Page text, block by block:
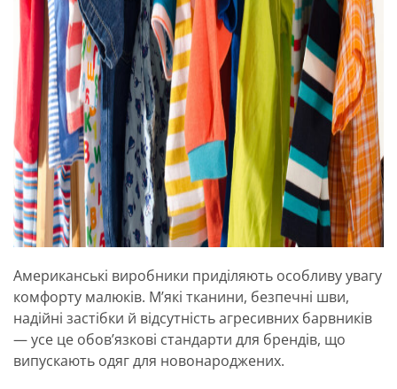
Американські виробники приділяють особливу увагу
комфорту малюків. М’які тканини, безпечні шви,
надійні застібки й відсутність агресивних барвників
— усе це обов’язкові стандарти для брендів, що
випускають одяг для новонароджених.